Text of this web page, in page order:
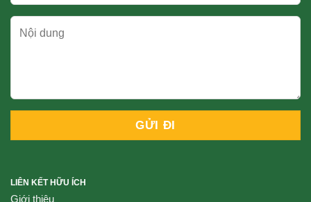
LIÊN KẾT HỮU ÍCH
Giới thiệu